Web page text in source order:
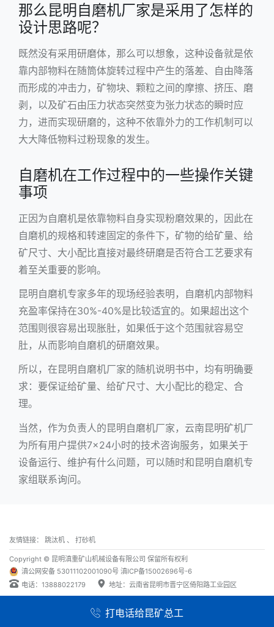
那么昆明自磨机厂家是采用了怎样的
设计思路呢？
既然没有采用研磨体，那么可以想象，这种设备就是依
靠内部物料在随筒体旋转过程中产生的落差、自由降落
而形成的冲击力，矿物块、颗粒之间的摩擦、挤压、磨
剥，以及矿石由压力状态突然变为张力状态的瞬时应
力，进而实现研磨的，这种不依靠外力的工作机制可以
大大降低物料过粉现象的发生。
自磨机在工作过程中的一些操作关键
事项
正因为自磨机是依靠物料自身实现粉磨效果的，因此在
自磨机的规格和转速固定的条件下，矿物的给矿量、给
矿尺寸、大小配比直接对最终研磨是否符合工艺要求有
着至关重要的影响。
昆明自磨机专家多年的现场经验表明，自磨机内部物料
充盈率保持在30%-40%是比较适宜的。如果超出这个
范围则很容易出现胀肚，如果低于这个范围就容易空
肚，从而影响自磨机的研磨效果。
所以，在昆明自磨机厂家的随机说明书中，均有明确要
求：要保证给矿量、给矿尺寸、大小配比的稳定、合
理。
当然，作为负责人的昆明自磨机厂家，云南昆明矿机厂
为所有用户提供7×24小时的技术咨询服务，如果关于
设备运行、维护有什么问题，可以随时和昆明自磨机专
家组联系询问。
友情链接： 跳汰机 、 打砂机
Copyright © 昆明滇重矿山机械设备有限公司 保留所有权利
滇公网安备 53011102001090号 滇ICP备15002696号-6
电话：13888022179
地址：云南省昆明市晋宁区倚阳路工业园区
打电话给昆矿总工